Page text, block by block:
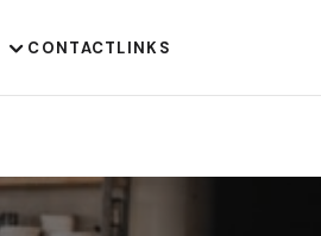
CONTACTLINKS